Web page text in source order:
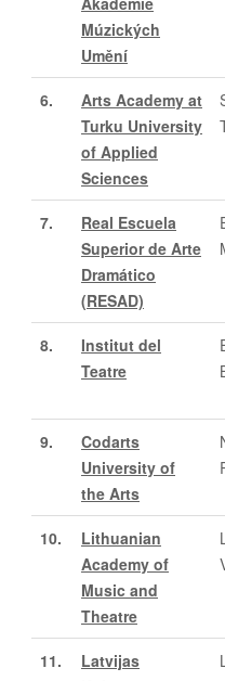
Múzických
Umění
6.
Arts Academy at
Turku University
of Applied
Sciences
7.
Real Escuela
Superior de Arte
Dramático
(RESAD)
8.
Institut del
Teatre
9.
Codarts
University of
the Arts
10.
Lithuanian
Academy of
Music and
Theatre
11.
Latvijas